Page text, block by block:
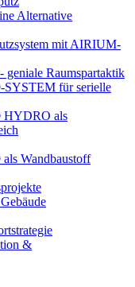
Alternative
mit AIRIUM-
geniale Raumspartaktik
für serielle
HYDRO als
Wandbaustoff
&